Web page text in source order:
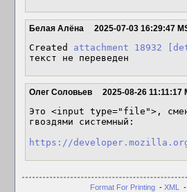
Белая Алёна 2025-07-03 16:29:47
Created attachment 18932
текст не переведен
Олег Соловьев 2025-08-26 11:11:17
Это <input type="file">,
гвоздями системный:
https://
Format For Printing - XML -